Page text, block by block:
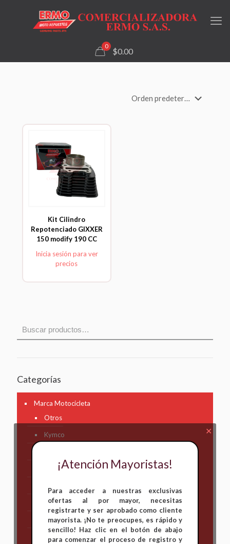
0
$0.00
Kit Cilindro
Repotenciado GIXXER
150 modify 190 CC
Inicia sesión para ver
precios
Categorías
Marca Motocicleta
Otros
Kymco
Honda
KAWASAKI
✕
¡Atención Mayoristas!
Para acceder a nuestras exclusivas
ofertas al por mayor, necesitas
registrarte y ser aprobado como cliente
mayorista. ¡No te preocupes, es rápido y
sencillo! Haz clic en el botón de abajo
para comenzar el proceso de registro y